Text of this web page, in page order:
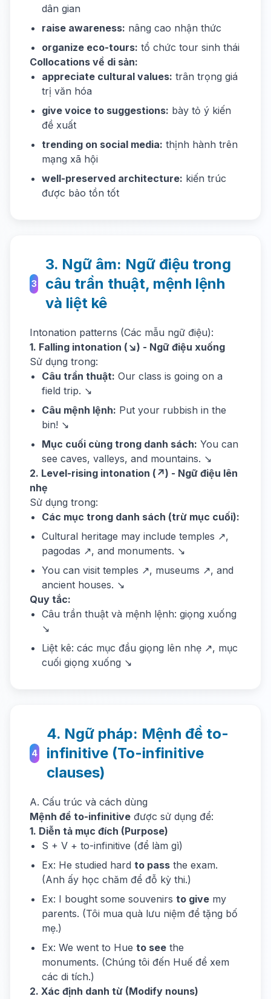
dân gian
raise awareness: nâng cao nhận thức
organize eco-tours: tổ chức tour sinh thái
Collocations về di sản:
appreciate cultural values: trân trọng giá
trị văn hóa
give voice to suggestions: bày tỏ ý kiến
đề xuất
trending on social media: thịnh hành trên
mạng xã hội
well-preserved architecture: kiến trúc
được bảo tồn tốt
3
3. Ngữ âm: Ngữ điệu trong
câu trần thuật, mệnh lệnh
và liệt kê
Intonation patterns (Các mẫu ngữ điệu):
1. Falling intonation (↘) - Ngữ điệu xuống
Sử dụng trong:
Câu trần thuật: Our class is going on a
field trip. ↘
Câu mệnh lệnh: Put your rubbish in the
bin! ↘
Mục cuối cùng trong danh sách: You can
see caves, valleys, and mountains. ↘
2. Level-rising intonation (↗) - Ngữ điệu lên
nhẹ
Sử dụng trong:
Các mục trong danh sách (trừ mục cuối):
Cultural heritage may include temples ↗,
pagodas ↗, and monuments. ↘
You can visit temples ↗, museums ↗, and
ancient houses. ↘
Quy tắc:
Câu trần thuật và mệnh lệnh: giọng xuống
↘
Liệt kê: các mục đầu giọng lên nhẹ ↗, mục
cuối giọng xuống ↘
4
4. Ngữ pháp: Mệnh đề to-
infinitive (To-infinitive
clauses)
A. Cấu trúc và cách dùng
Mệnh đề to-infinitive được sử dụng để:
1. Diễn tả mục đích (Purpose)
S + V + to-infinitive (để làm gì)
Ex: He studied hard to pass the exam.
(Anh ấy học chăm để đỗ kỳ thi.)
Ex: I bought some souvenirs to give my
parents. (Tôi mua quà lưu niệm để tặng bố
mẹ.)
Ex: We went to Hue to see the
monuments. (Chúng tôi đến Huế để xem
các di tích.)
2. Xác định danh từ (Modify nouns)